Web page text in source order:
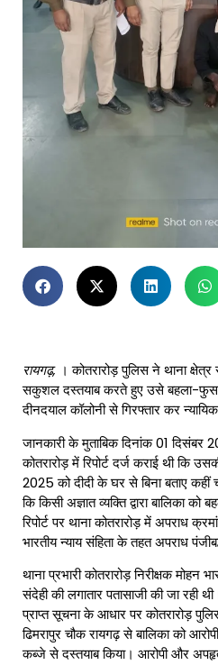
रायगढ़, । कोतरारोड़ पुलिस ने थाना क्षेत्र
सकुशल दस्तयाब करते हुए उसे बहला-
दीनदयाल कॉलोनी से गिरफ्तार कर
​जानकारी के मुताबिक दिनांक 01 दिसंबर
कोतरारोड़ में रिपोर्ट दर्ज कराई थी कि
2025 को दीदी के घर से बिना बताए
कि किसी अज्ञात व्यक्ति द्वारा बालिका
रिपोर्ट पर थाना कोतरारोड़ में अपराध
भारतीय न्याय संहिता के तहत अपराध
​थाना प्रभारी कोतरारोड़ निरीक्षक मोहन
संदेही की लगातार पतासाजी की जा रही
प्राप्त सूचना के आधार पर कोतरारोड़
ढिमरापुर चौक रायगढ़ से बालिका को
कब्जे से दस्तयाब किया। आरोपी और